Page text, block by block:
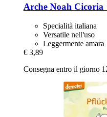
Arche Noah Cicoria
Specialità italiana
Versatile nell'uso
Leggermente amara
€ 3,89
Consegna entro il giorno